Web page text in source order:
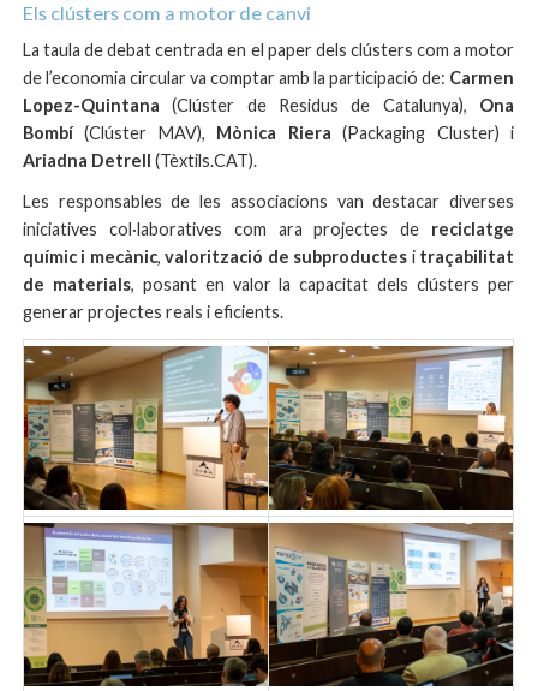
Els clústers com a motor de canvi
La taula de debat centrada en el paper dels clústers com a motor
de l’economia circular va comptar amb la participació de: Carmen
Lopez-Quintana (Clúster de Residus de Catalunya), Ona
Bombí(Clúster MAV), Mònica Riera (Packaging Cluster) i
Ariadna Detrell (Tèxtils.CAT).
Les responsables de les associacions van destacar diverses
iniciatives col·laboratives com ara projectes de reciclatge
químic i mecànic,valorització de subproductes i traçabilitat
de materials, posant en valor la capacitat dels clústers per
generar projectes reals i eficients.